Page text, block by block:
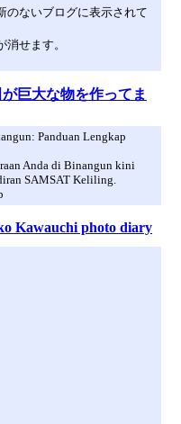
のないブログに表示されて
せます。
巨大な物を作ってま
Panduan Lengkap
Anda di Binangun kini
SAMSAT Keliling.
Kawauchi photo diary